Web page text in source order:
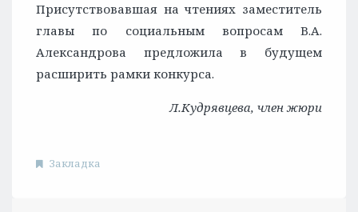
Присутствовавшая на чтениях заместитель
главы по социальным вопросам В.А.
Александрова предложила в будущем
расширить рамки конкурса.
Л.Кудрявцева, член жюри
Закладка